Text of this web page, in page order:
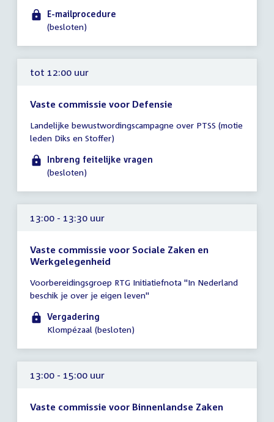
12:00
uur
E-mailprocedure
(besloten)
tot 12:00 uur
Vaste commissie voor Defensie
vergadering
tot
12:00
uur
Landelijke bewustwordingscampagne over PTSS (motie
leden Diks en Stoffer)
Inbreng feitelijke vragen
(besloten)
13:00 - 13:30 uur
Vaste commissie voor Sociale Zaken en
Werkgelegenheid
vergadering
13:00
13:30
Voorbereidingsgroep RTG Initiatiefnota "In Nederland
beschik je over je eigen leven"
Vergadering
Klompézaal (besloten)
13:00 - 15:00 uur
Vaste commissie voor Binnenlandse Zaken